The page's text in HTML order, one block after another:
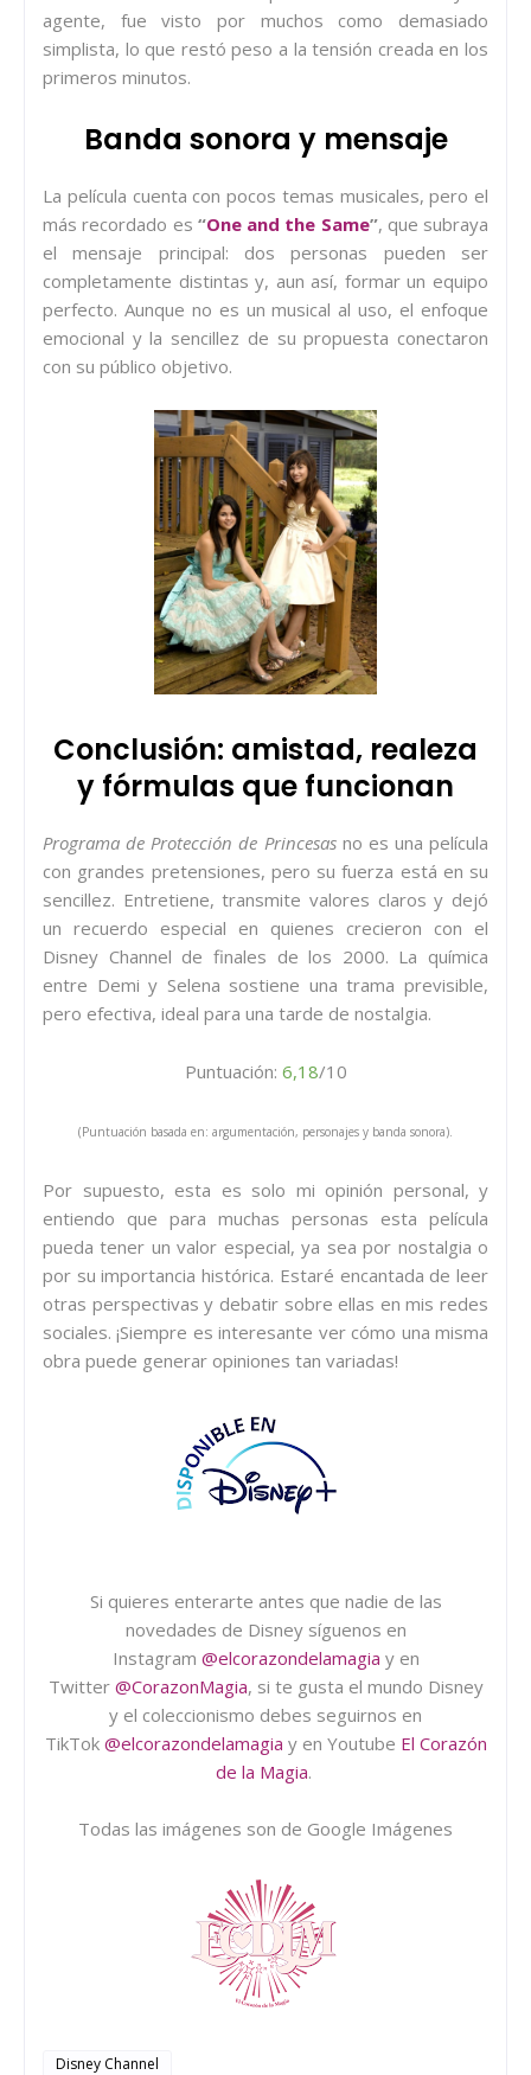
agente, fue visto por muchos como demasiado
simplista, lo que restó peso a la tensión creada en los
primeros minutos.
Banda sonora y mensaje
La película cuenta con pocos temas musicales, pero el
más recordado es “One and the Same”, que subraya
el mensaje principal: dos personas pueden ser
completamente distintas y, aun así, formar un equipo
perfecto. Aunque no es un musical al uso, el enfoque
emocional y la sencillez de su propuesta conectaron
con su público objetivo.
Conclusión: amistad, realeza
y fórmulas que funcionan
Programa de Protección de Princesasno es una película
con grandes pretensiones, pero su fuerza está en su
sencillez. Entretiene, transmite valores claros y dejó
un recuerdo especial en quienes crecieron con el
Disney Channel de finales de los 2000. La química
entre Demi y Selena sostiene una trama previsible,
pero efectiva, ideal para una tarde de nostalgia.
Puntuación: 6,18/10
(Puntuación basada en: argumentación, personajes y banda sonora).
Por supuesto, esta es solo mi opinión personal, y
entiendo que para muchas personas esta película
pueda tener un valor especial, ya sea por nostalgia o
por su importancia histórica. Estaré encantada de leer
otras perspectivas y debatir sobre ellas en mis redes
sociales. ¡Siempre es interesante ver cómo una misma
obra puede generar opiniones tan variadas!
Si quieres enterarte antes que nadie de las
novedades de Disney síguenos en
Instagram @elcorazondelamagia y en
Twitter @CorazonMagia, si te gusta el mundo Disney
y el coleccionismo debes seguirnos en
TikTok @elcorazondelamagia y en Youtube El Corazón
de la Magia.
Todas las imágenes son de Google Imágenes
Disney Channel